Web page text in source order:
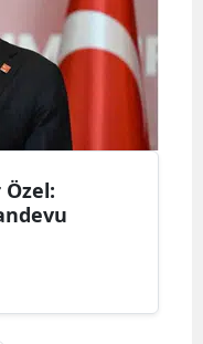
Özel: